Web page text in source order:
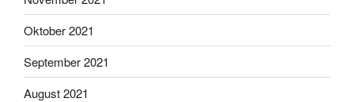
Oktober 2021
September 2021
August 2021